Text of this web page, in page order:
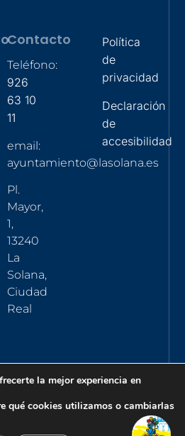
Contacto
Teléfono:
926
63 10
11
email:
ayuntamiento@lasolana.es
Pl.
Mayor,
1,
13240
La
Solana,
Ciudad
Real
Política
de
privacidad
Declaración
de
accesibilidad
la mejor experiencia en
qué cookies utilizamos o cambiarlas